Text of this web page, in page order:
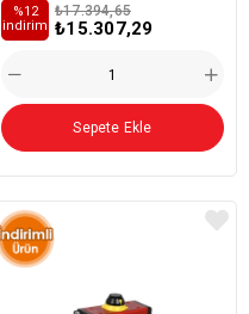
Sac Monteli - Viton-[su Ve
Kimyasal Akışkan Geçişi İçin
₺15.307,29
₺17.394,65
%12
i̇ndirim
Sepete Ekle